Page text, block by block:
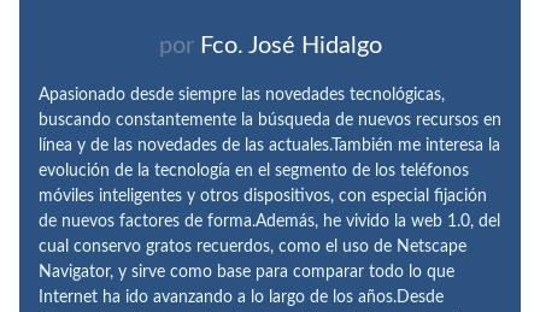
por Fco. José Hidalgo
Apasionado desde siempre las novedades tecnológicas,
buscando constantemente la búsqueda de nuevos recursos en
línea y de las novedades de las actuales.También me interesa la
evolución de la tecnología en el segmento de los teléfonos
móviles inteligentes y otros dispositivos, con especial fijación
de nuevos factores de forma.Además, he vivido la web 1.0, del
cual conservo gratos recuerdos, como el uso de Netscape
Navigator, y sirve como base para comparar todo lo que
Internet ha ido avanzando a lo largo de los años.Desde